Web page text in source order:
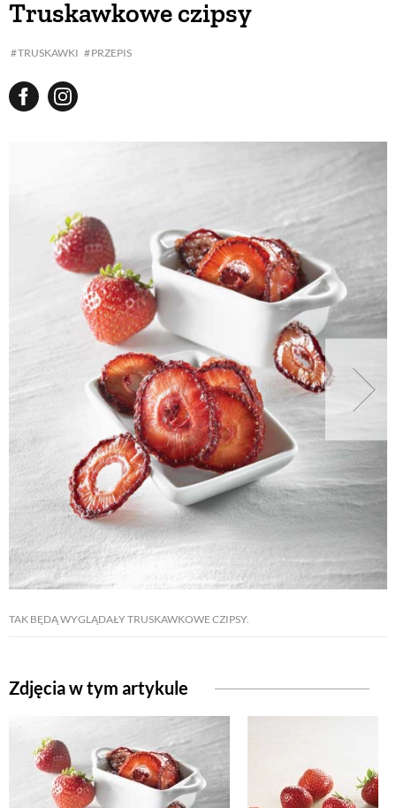
Truskawkowe czipsy
TRUSKAWKI PRZEPIS
TAK BĘDĄ WYGLĄDAŁY TRUSKAWKOWE CZIPSY.
Zdjęcia w tym artykule
BUDUJEMY DOM
ROŚLINY OGRODOWE
PORADY
ZIELEŃ W DOMU
PROJEKTOWANIE OGRODU
NATURALNIE
URODA
NATURALNA APTECZKA
DLA DOMU
PRZYRODA
ZWIERZĘTA DOMOWE